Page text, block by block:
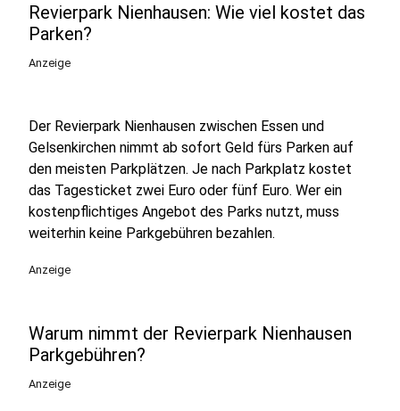
Revierpark Nienhausen: Wie viel kostet das
Parken?
Anzeige
Der Revierpark Nienhausen zwischen Essen und
Gelsenkirchen nimmt ab sofort Geld fürs Parken auf
den meisten Parkplätzen. Je nach Parkplatz kostet
das Tagesticket zwei Euro oder fünf Euro. Wer ein
kostenpflichtiges Angebot des Parks nutzt, muss
weiterhin keine Parkgebühren bezahlen.
Anzeige
Warum nimmt der Revierpark Nienhausen
Parkgebühren?
Anzeige